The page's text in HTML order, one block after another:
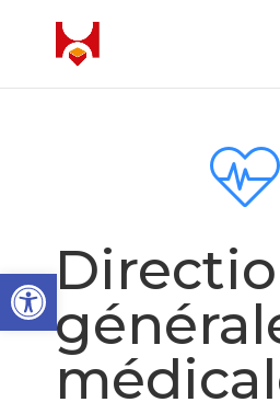
Ouvrir la barre d’outils